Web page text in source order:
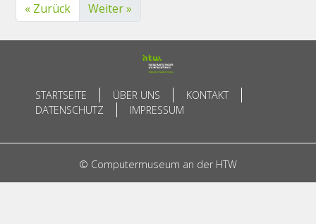
« Zurück Weiter »
STARTSEITE ÜBER UNS
KONTAKT
DATENSCHUTZ
IMPRESSUM
© Computermuseum an der HTW